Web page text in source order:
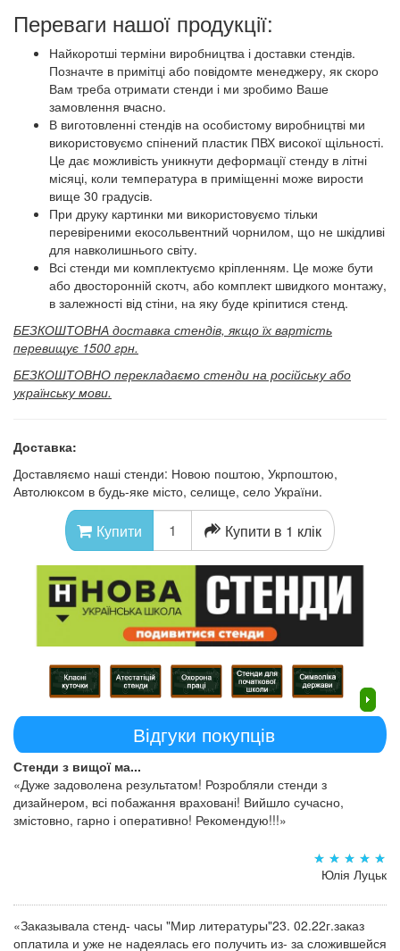
Переваги нашої продукції:
Найкоротші терміни виробництва і доставки стендів.
Позначте в примітці або повідомте менеджеру, як скоро
Вам треба отримати стенди і ми зробимо Ваше
замовлення вчасно.
В виготовленні стендів на особистому виробництві ми
використовуємо спінений пластик ПВХ високої щільності.
Це дає можливість уникнути деформації стенду в літні
місяці, коли температура в приміщенні може вирости
вище 30 градусів.
При друку картинки ми використовуємо тільки
перевіреними екосольвентний чорнилом, що не шкідливі
для навколишнього світу.
Всі стенди ми комплектуємо кріпленням. Це може бути
або двосторонній скотч, або комплект швидкого монтажу,
в залежності від стіни, на яку буде кріпитися стенд.
БЕЗКОШТОВНА доставка стендів, якщо їх вартість
перевищує 1500 грн.
БЕЗКОШТОВНО перекладаємо стенди на російську або
українську мови.
Доставка:
Доставляємо наші стенди: Новою поштою, Укрпоштою,
Автолюксом в будь-яке місто, селище, село України.
Купити Купити в 1 клік
Відгуки покупців
Стенди з вищої ма...
«Дуже задоволена результатом! Розробляли стенди з
дизайнером, всі побажання враховані! Вийшло сучасно,
змістовно, гарно і оперативно! Рекомендую!!!»
Юлія Луцьк
«Заказывала стенд- часы "Мир литературы"23. 02.22г.заказ
оплатила и уже не надеялась его получить из- за сложившейся